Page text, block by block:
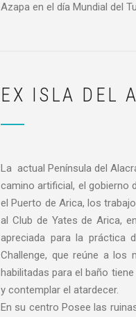
Azapa en el día Mundial del
EX ISLA DEL
La actual Península del
camino artificial, el gobierno
el Puerto de Arica, los
al Club de Yates de Arica,
apreciada para la práctica
Challenge, que reúne a los
habilitadas para el baño
y contemplar el atardecer.
En su centro Posee las